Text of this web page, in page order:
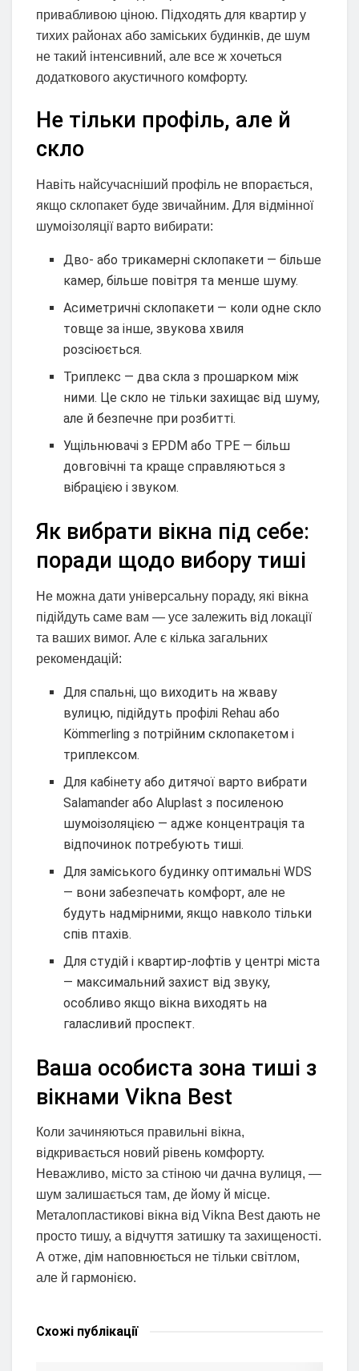
привабливою ціною. Підходять для квартир у
тихих районах або заміських будинків, де шум
не такий інтенсивний, але все ж хочеться
додаткового акустичного комфорту.
Не тільки профіль, але й
скло
Навіть найсучасніший профіль не впорається,
якщо склопакет буде звичайним. Для відмінної
шумоізоляції варто вибирати:
Дво- або трикамерні склопакети — більше
камер, більше повітря та менше шуму.
Асиметричні склопакети — коли одне скло
товще за інше, звукова хвиля
розсіюється.
Триплекс — два скла з прошарком між
ними. Це скло не тільки захищає від шуму,
але й безпечне при розбитті.
Ущільнювачі з EPDM або TPE — більш
довговічні та краще справляються з
вібрацією і звуком.
Як вибрати вікна під себе:
поради щодо вибору тиші
Не можна дати універсальну пораду, які вікна
підійдуть саме вам — усе залежить від локації
та ваших вимог. Але є кілька загальних
рекомендацій:
Для спальні, що виходить на жваву
вулицю, підійдуть профілі Rehau або
Kömmerling з потрійним склопакетом і
триплексом.
Для кабінету або дитячої варто вибрати
Salamander або Aluplast з посиленою
шумоізоляцією — адже концентрація та
відпочинок потребують тиші.
Для заміського будинку оптимальні WDS
— вони забезпечать комфорт, але не
будуть надмірними, якщо навколо тільки
спів птахів.
Для студій і квартир-лофтів у центрі міста
— максимальний захист від звуку,
особливо якщо вікна виходять на
галасливий проспект.
Ваша особиста зона тиші з
вікнами Vikna Best
Коли зачиняються правильні вікна,
відкривається новий рівень комфорту.
Неважливо, місто за стіною чи дачна вулиця, —
шум залишається там, де йому й місце.
Металопластикові вікна від Vikna Best дають не
просто тишу, а відчуття затишку та захищеності.
А отже, дім наповнюється не тільки світлом,
але й гармонією.
Схожі публікації